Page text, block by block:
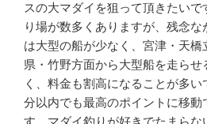
スの大マダイを狙って頂きたい
り場が数多くありますが、残念
は大型の船が少なく、宮津・天
県・竹野方面から大型船を走ら
く、料金も割高になることが多
分以内でも最高のポイントに移動